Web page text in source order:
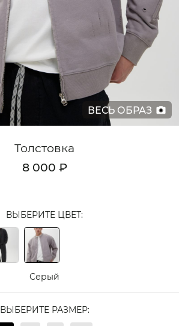
ВЕСЬ ОБРАЗ
Толстовка
8 000 ₽
ВЫБЕРИТЕ ЦВЕТ:
Серый
ВЫБЕРИТЕ РАЗМЕР: